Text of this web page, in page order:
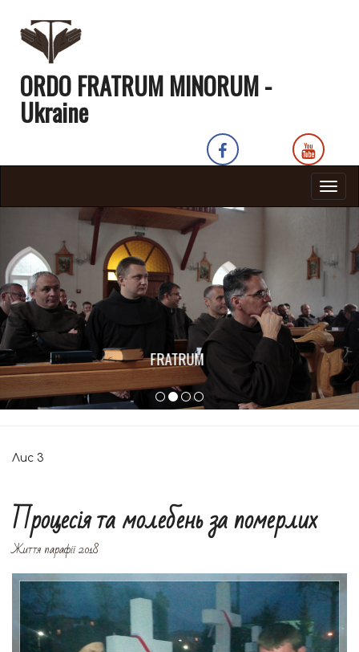
ORDO FRATRUM MINORUM -
Ukraine
FRATRUM
Лис 3
Процесія та молебень за померлих
Життя парафії 2018